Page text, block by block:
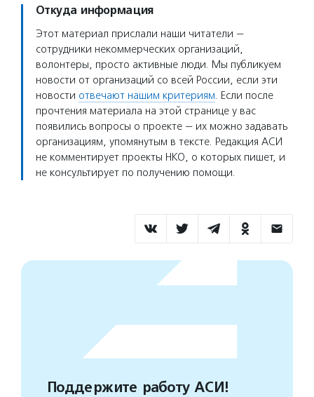
Откуда информация
Этот материал прислали наши читатели —
сотрудники некоммерческих организаций,
волонтеры, просто активные люди. Мы публикуем
новости от организаций со всей России, если эти
новости отвечают нашим критериям. Если после
прочтения материала на этой странице у вас
появились вопросы о проекте — их можно задавать
организациям, упомянутым в тексте. Редакция АСИ
не комментирует проекты НКО, о которых пишет, и
не консультирует по получению помощи.
Поддержите работу АСИ!